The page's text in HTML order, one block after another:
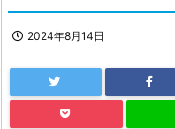
2024年8月14日